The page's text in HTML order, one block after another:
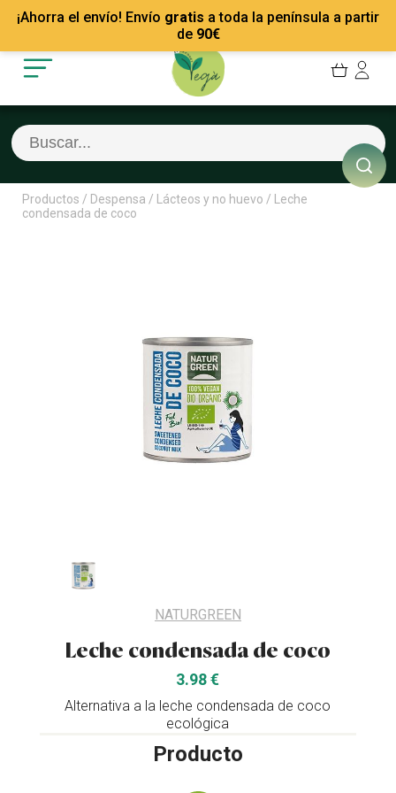
¡Ahorra el envío! Envío gratis a toda la península a partir
de 90€
Mis Pedidos
Mis favoritos
Cerrar sesión
Recetas
Empresas
Contacto
Productos / Despensa / Lácteos y no huevo /
Leche
condensada de coco
NATURGREEN
Leche condensada de coco
3.98 €
Alternativa a la leche condensada de coco
ecológica
Producto